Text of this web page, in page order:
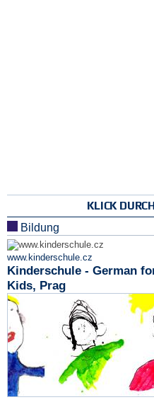
KLICK
Bildung
www.kinderschule.cz
Kinderschule - German
Kids, Prag